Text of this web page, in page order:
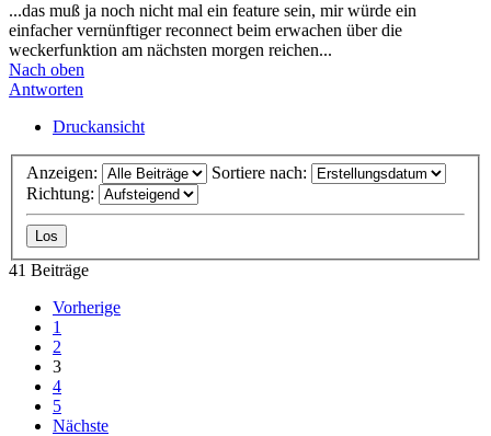
...das muß ja noch nicht mal ein feature sein, mir würde ein
einfacher vernünftiger reconnect beim erwachen über die
weckerfunktion am nächsten morgen reichen...
Nach oben
Antworten
Druckansicht
Anzeigen:
Sortiere nach:
Richtung:
41 Beiträge
Vorherige
1
2
3
4
5
Nächste